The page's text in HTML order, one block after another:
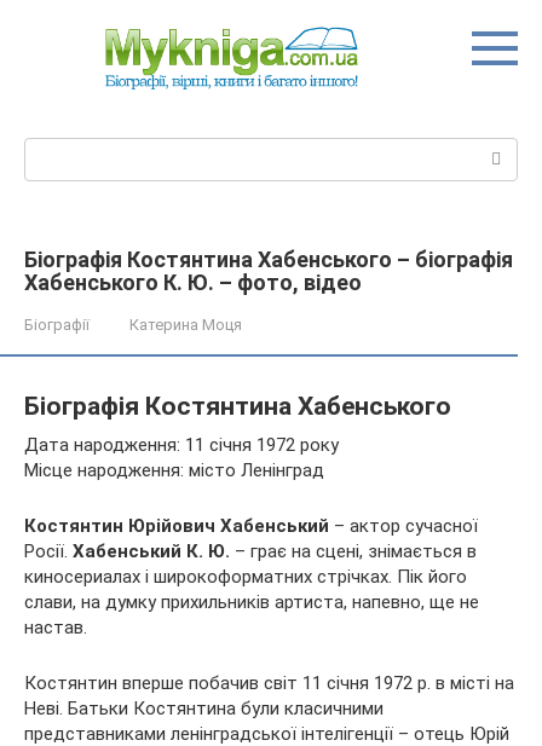
Біографія Костянтина Хабенського – біографія
Хабенського К. Ю. – фото, відео
Біографії Катерина Моця
Біографія Костянтина Хабенського
Дата народження: 11 січня 1972 року
Місце народження: місто Ленінград
Костянтин Юрійович Хабенський – актор сучасної
Росії. Хабенський К. Ю. – грає на сцені, знімається в
киносериалах і широкоформатних стрічках. Пік його
слави, на думку прихильників артиста, напевно, ще не
настав.
Костянтин вперше побачив світ 11 січня 1972 р. в місті на
Неві. Батьки Костянтина були класичними
представниками ленінградської інтелігенції – отець Юрій